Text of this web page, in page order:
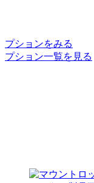
プションをみる
プション一覧を見る